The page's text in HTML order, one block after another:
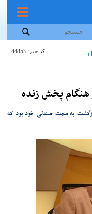
|
کد خبر: 44853
پخش زنده
به سمت صندلی خود بود که